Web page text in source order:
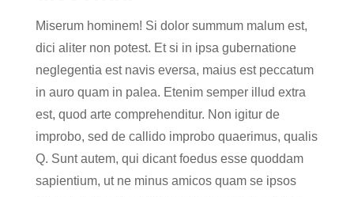
Miserum hominem! Si dolor summum malum est,
dici aliter non potest. Et si in ipsa gubernatione
neglegentia est navis eversa, maius est peccatum
in auro quam in palea. Etenim semper illud extra
est, quod arte comprehenditur. Non igitur de
improbo, sed de callido improbo quaerimus, qualis
Q. Sunt autem, qui dicant foedus esse quoddam
sapientium, ut ne minus amicos quam se ipsos